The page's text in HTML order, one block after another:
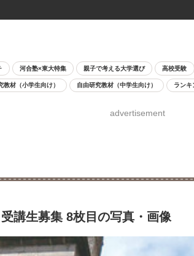
河合塾×東大特集 親子で考える大学選び 高校受験
教材（小学生向け） 自由研究教材（中学生向け） ランキ
advertisement
講生募集 8枚目の写真・画像